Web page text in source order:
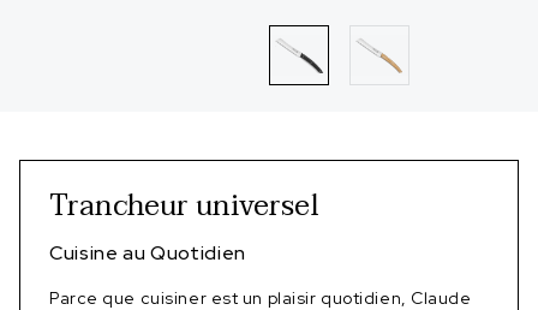
Trancheur universel
Cuisine au Quotidien
Parce que cuisiner est un plaisir quotidien, Claude